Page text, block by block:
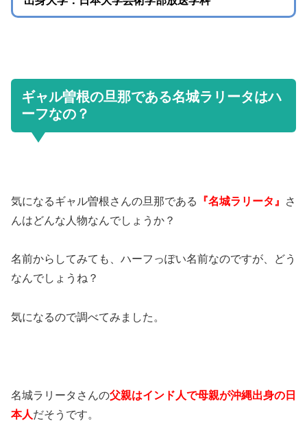
ギャル曽根の旦那である名城ラリータはハ
ーフなの？
気になるギャル曽根さんの旦那である 『名城ラリータ』
さ
んはどんな人物なんでしょうか？
名前からしてみても、ハーフっぽい名前なのですが、どう
なんでしょうね？
気になるので調べてみました。
名城ラリータさんの父親はインド人で母親が沖縄出身の日
本人だそうです。